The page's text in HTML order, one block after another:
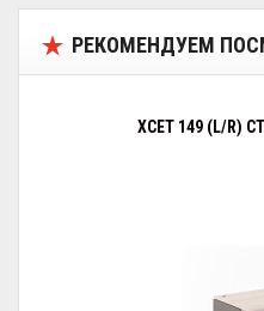
РЕКОМЕНДУЕМ
XCET 149 (L/R)